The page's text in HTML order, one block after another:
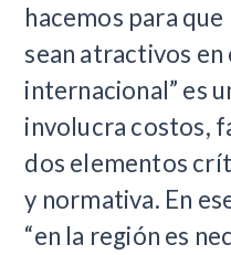
hacemos para
sean atractivos
internacional” es
involucra costos,
dos elementos
y normativa. En
“en la región es